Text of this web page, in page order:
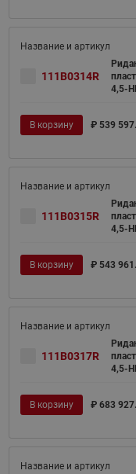
111B0314R
4,5-
В корзину ₽ 539
111B0315R
4,5-
В корзину ₽ 543
111B0317R
4,5-
В корзину ₽ 683